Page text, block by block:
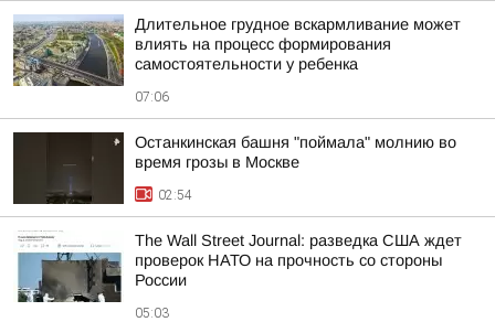
Длительное грудное вскармливание может
влиять на процесс формирования
самостоятельности у ребенка
07:06
Останкинская башня "поймала" молнию во
время грозы в Москве
02:54
The Wall Street Journal: разведка США ждет
проверок НАТО на прочность со стороны
России
05:03